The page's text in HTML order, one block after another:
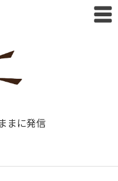
まに発信